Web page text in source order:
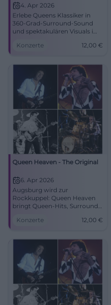
4. Apr 2026
Erlebe Queens Klassiker in
360‑Grad‑Surround‑Sound
und spektakulären Visuals im
Samstag, 04.04.2026, 19:30
Emotion, großes Kino – jetzt
Tickets sichern!
#QueenHeaven
Konzerte 12,00 €
Queen Heaven - The Original
6. Apr 2026
Augsburg wird zur
Rockkuppel: Queen Heaven
bringt Queen-Hits, Surround-
ein einzigartiges Live-Erlebnis.
Konzerte 12,00 €